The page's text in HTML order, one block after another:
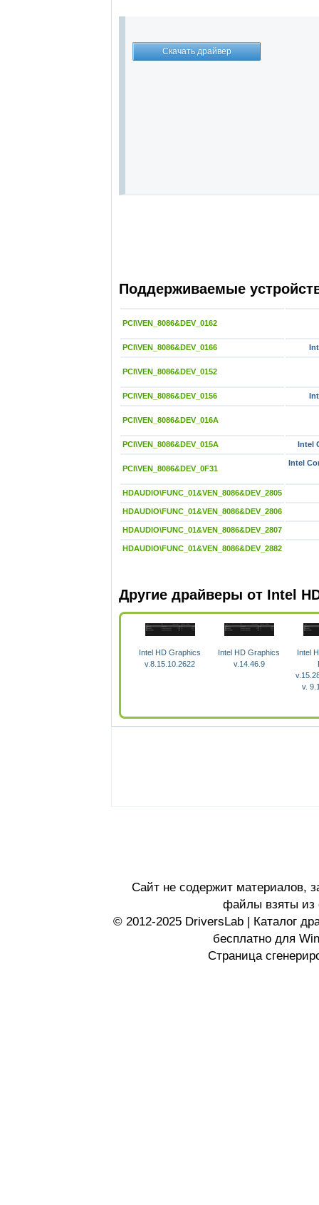
Поддерживаемые
PCI\VEN_8086&DEV_0162
PCI\VEN_8086&DEV_0166
PCI\VEN_8086&DEV_0152
PCI\VEN_8086&DEV_0156
PCI\VEN_8086&DEV_016A
PCI\VEN_8086&DEV_015A Intel
PCI\VEN_8086&DEV_0F31
Intel
HDAUDIO\FUNC_01&VEN_8086&DEV_2805
HDAUDIO\FUNC_01&VEN_8086&DEV_2806
HDAUDIO\FUNC_01&VEN_8086&DEV_2807
HDAUDIO\FUNC_01&VEN_8086&DEV_2882
Другие драйверы от Intel
Intel HD Graphics
v.8.15.10.2622
Intel HD Graphics
v.14.46.9
Intel
v.
Сайт не содержит материалов,
файлы взяты из
© 2012-2025 DriversLab | Каталог
бесплатно для
Страница